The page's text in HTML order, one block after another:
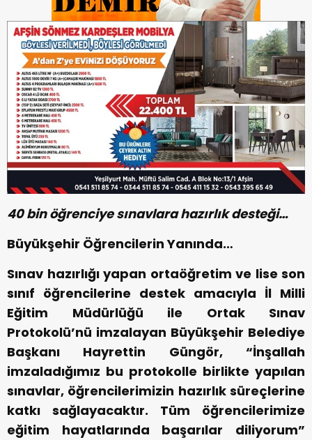
40 bin öğrenciye sınavlara hazırlık desteği…
Büyükşehir Öğrencilerin Yanında…
Sınav hazırlığı yapan ortaöğretim ve lise son
sınıf öğrencilerine destek amacıyla İl Milli
Eğitim Müdürlüğü ile Ortak Sınav
Protokolü’nü imzalayan Büyükşehir Belediye
Başkanı Hayrettin Güngör, “İnşallah
imzaladığımız bu protokolle birlikte yapılan
sınavlar, öğrencilerimizin hazırlık süreçlerine
katkı sağlayacaktır. Tüm öğrencilerimize
eğitim hayatlarında başarılar diliyorum”